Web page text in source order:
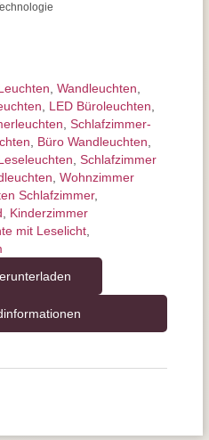
Wand­leuchten
LED Büroleuchten
Schlafzimmer­
Büro Wandleuchten
Schlafzimmer
Wohnzimmer
Schlafzimmer,
Kinderzimmer
mit Leselicht